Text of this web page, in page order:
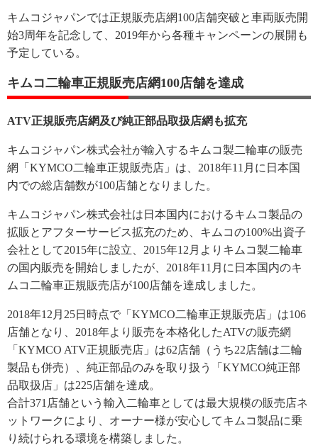
キムコジャパンでは正規販売店網100店舗突破と車両販売開
始3周年を記念して、2019年から各種キャンペーンの展開も
予定している。
キムコ二輪車正規販売店網100店舗を達成
ATV正規販売店網及び純正部品取扱店網も拡充
キムコジャパン株式会社が輸入するキムコ製二輪車の販売
網「KYMCO二輪車正規販売店」は、2018年11月に日本国
内での総店舗数が100店舗となりました。
キムコジャパン株式会社は日本国内におけるキムコ製品の
拡販とアフターサービス拡充のため、キムコの100%出資子
会社として2015年に設立、2015年12月よりキムコ製二輪車
の国内販売を開始しましたが、2018年11月に日本国内のキ
ムコ二輪車正規販売店が100店舗を達成しました。
2018年12月25日時点で「KYMCO二輪車正規販売店」は106
店舗となり、2018年より販売を本格化したATVの販売網
「KYMCO ATV正規販売店」は62店舗（うち22店舗は二輪
製品も併売）、純正部品のみを取り扱う「KYMCO純正部
品取扱店」は225店舗を達成。
合計371店舗という輸入二輪車としては最大規模の販売店ネ
ットワークにより、オーナー様が安心してキムコ製品に乗
り続けられる環境を構築しました。